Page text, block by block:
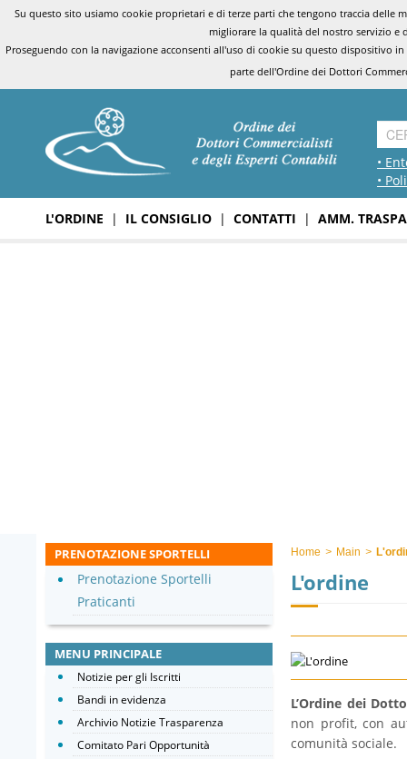
Su questo sito usiamo cookie proprietari e di terze parti che tengono traccia
migliorare la qualità del nostro servizio e
Proseguendo con la navigazione acconsenti all'uso di cookie su questo dispositivo
parte dell'Ordine dei Dottori
•
•
L'ORDINE | IL CONSIGLIO | CONTATTI | AMM.
Home > Main >
L'ordine
L’Ordine dei
non profit, con
comunità sociale.
PRENOTAZIONE SPORTELLI
Prenotazione Sportelli
Praticanti
MENU PRINCIPALE
Notizie per gli Iscritti
Bandi in evidenza
Archivio Notizie Trasparenza
Comitato Pari Opportunità